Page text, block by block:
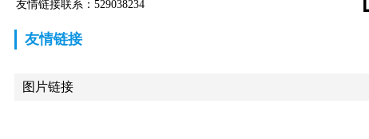
友情链接联系：529038234
友情链接
图片链接